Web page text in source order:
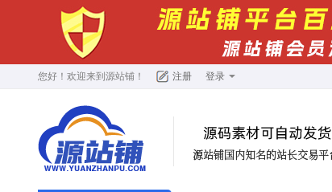
您好！欢迎来到 源站铺 ！ 注册 登录